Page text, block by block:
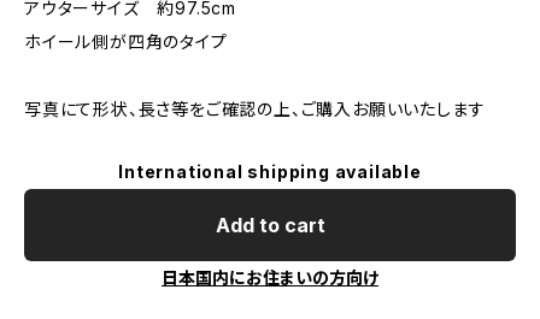
アウターサイズ 約97.5cm
ホイール側が四角のタイプ
写真にて形状、長さ等をご確認の上、ご購入お願いいたします
International shipping available
Add to cart
日本国内にお住まいの方向け